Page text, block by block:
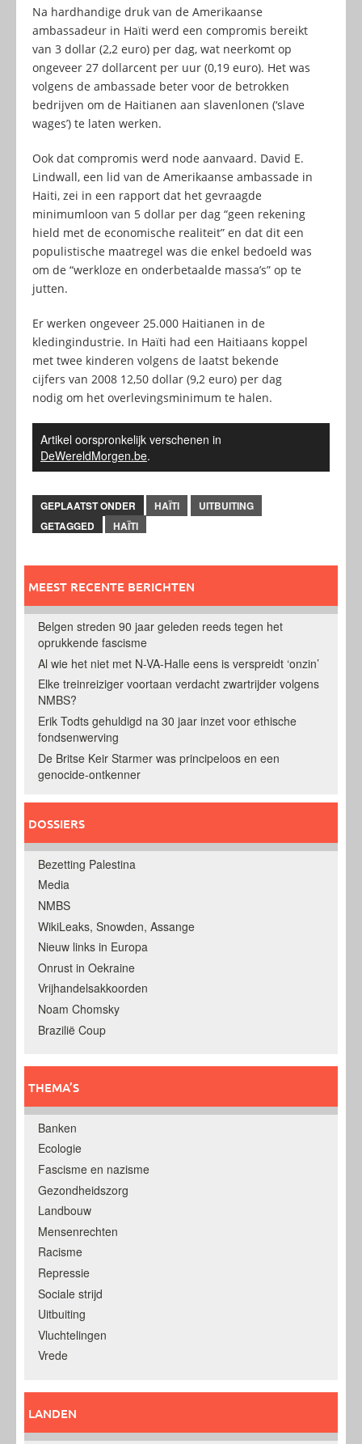
Na hardhandige druk van de Amerikaanse
ambassadeur in Haïti werd een compromis bereikt
van 3 dollar (2,2 euro) per dag, wat neerkomt op
ongeveer 27 dollarcent per uur (0,19 euro). Het was
volgens de ambassade beter voor de betrokken
bedrijven om de Haitianen aan slavenlonen (‘slave
wages’) te laten werken.
Ook dat compromis werd node aanvaard. David E.
Lindwall, een lid van de Amerikaanse ambassade in
Haiti, zei in een rapport dat het gevraagde
minimumloon van 5 dollar per dag “geen rekening
hield met de economische realiteit” en dat dit een
populistische maatregel was die enkel bedoeld was
om de “werkloze en onderbetaalde massa’s” op te
jutten.
Er werken ongeveer 25.000 Haitianen in de
kledingindustrie. In Haïti had een Haitiaans koppel
met twee kinderen volgens de laatst bekende
cijfers van 2008 12,50 dollar (9,2 euro) per dag
nodig om het overlevingsminimum te halen.
Artikel oorspronkelijk verschenen in
DeWereldMorgen.be.
GEPLAATST ONDER HAÏTI
UITBUITING
GETAGGED
HAÏTI
MEEST RECENTE BERICHTEN
Belgen streden 90 jaar geleden reeds tegen het
oprukkende fascisme
Al wie het niet met N-VA-Halle eens is verspreidt ‘onzin’
Elke treinreiziger voortaan verdacht zwartrijder volgens
NMBS?
Erik Todts gehuldigd na 30 jaar inzet voor ethische
fondsenwerving
De Britse Keir Starmer was principeloos en een
genocide-ontkenner
DOSSIERS
Bezetting Palestina
Media
NMBS
WikiLeaks, Snowden, Assange
Nieuw links in Europa
Onrust in Oekraine
Vrijhandelsakkoorden
Noam Chomsky
Brazilië Coup
THEMA’S
Banken
Ecologie
Fascisme en nazisme
Gezondheidszorg
Landbouw
Mensenrechten
Racisme
Repressie
Sociale strijd
Uitbuiting
Vluchtelingen
Vrede
LANDEN